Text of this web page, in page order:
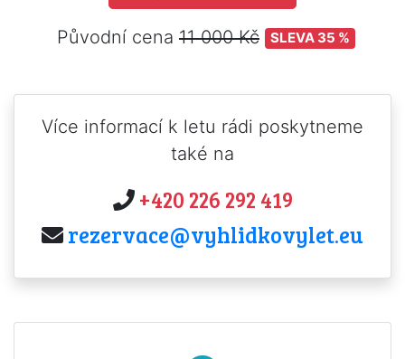
Původní cena 11 000 Kč SLEVA 35 %
Více informací k letu rádi poskytneme
také na
+420 226 292 419
rezervace@vyhlidkovylet.eu